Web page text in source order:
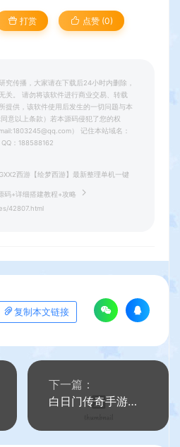
打赏 点赞 (0)
究传播，大家请在下载后24小时内删除，
关。 请勿将该软件进行商业交易、转载
提供，该软件使用后发生的一切问题与本
意以上条款）若本源码侵犯了您的权
） 记住本站域名：
：188588162
西游【绘梦西游】最新整理单机一键
码+详细搭建教程+攻略
42807.html
复制本文链接
下一篇：
白日门传奇手游【大刀50米多区跨服完整版】最新整理Win系服务端+管理后台+GM授权后台+安卓+详细搭建教程